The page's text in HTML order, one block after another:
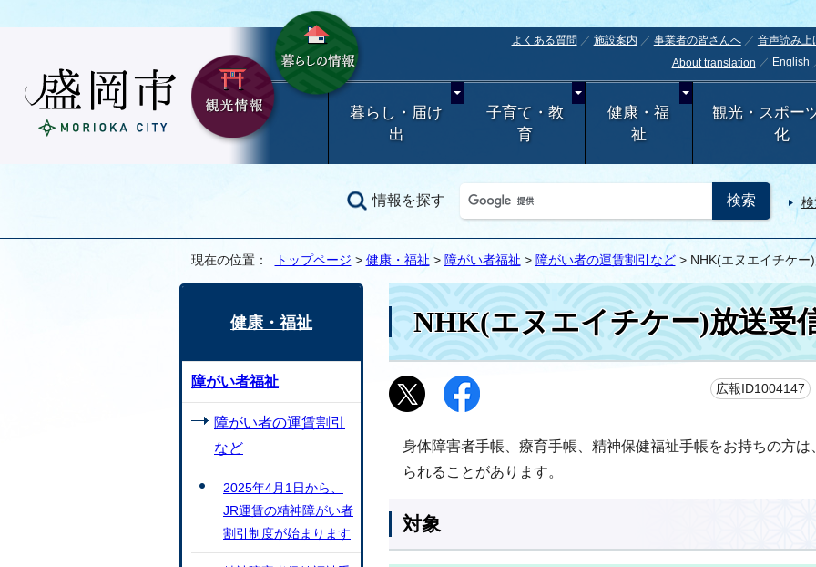
よくある質問 施設案内 事業者の皆さんへ 音声読み上
About translation
English
暮らし・届け
出
子育て・教
育
健康・福
祉
観光・スポー
化
情報を探す
現在の位置： トップページ > 健康・福祉 > 障がい者福祉 > 障がい者の運賃割引など> NHK(エヌエイチケー
NHK(エヌエイチケー)放送受
広報ID1004147
身体障害者手帳、療育手帳、精神保健福祉手帳をお持ちの方
られることがあります。
対象
健康・福祉
障がい者福祉
障がい者の運賃割引
など
2025年4月1日から、
JR運賃の精神障がい者
割引制度が始まります